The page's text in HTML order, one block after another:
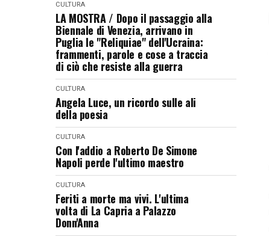
CULTURA
LA MOSTRA / Dopo il passaggio alla
Biennale di Venezia, arrivano in
Puglia le "Reliquiae" dell'Ucraina:
frammenti, parole e cose a traccia
di ciò che resiste alla guerra
CULTURA
Angela Luce, un ricordo sulle ali
della poesia
CULTURA
Con l'addio a Roberto De Simone
Napoli perde l'ultimo maestro
CULTURA
Feriti a morte ma vivi. L'ultima
volta di La Capria a Palazzo
Donn'Anna